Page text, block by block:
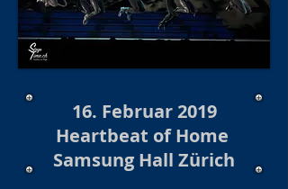
16. Februar 2019
Heartbeat of Home
Samsung Hall Zürich